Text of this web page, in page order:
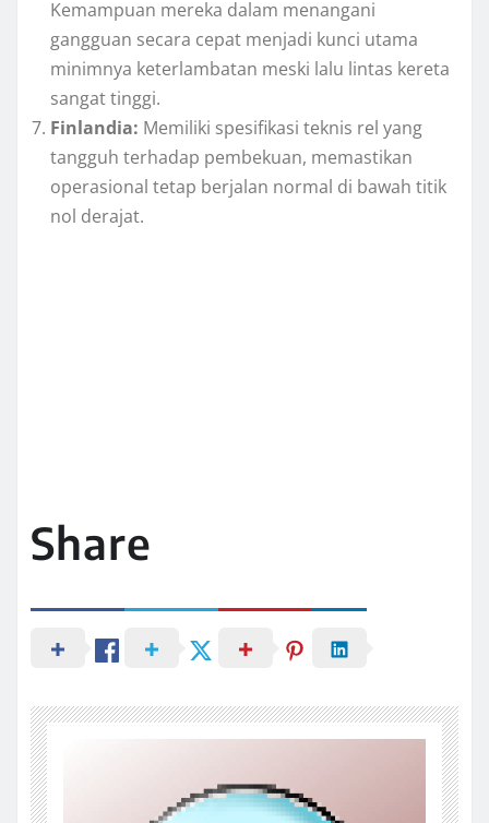
Kemampuan mereka dalam menangani
gangguan secara cepat menjadi kunci utama
minimnya keterlambatan meski lalu lintas kereta
sangat tinggi.
Finlandia: Memiliki spesifikasi teknis rel yang
tangguh terhadap pembekuan, memastikan
operasional tetap berjalan normal di bawah titik
nol derajat.
Share